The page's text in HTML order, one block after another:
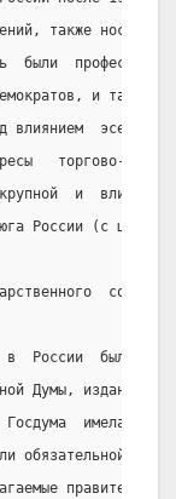
также носивших
были
и так
влиянием
торгово-
и
юга России (с
России  было
Думы,
Госдума  имела
обязательной